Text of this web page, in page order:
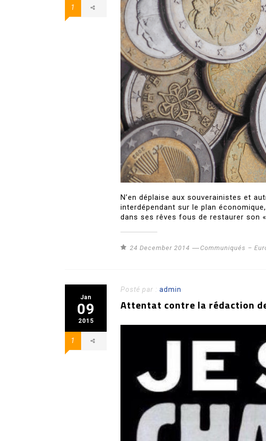
1
N’en déplaise aux souverainistes et
interdépendant sur le plan
dans ses rêves fous de restaurer son
24 December 2014 Communiqués –
Jan
09
2015
1
Posté par : admin
Attentat contre la rédaction